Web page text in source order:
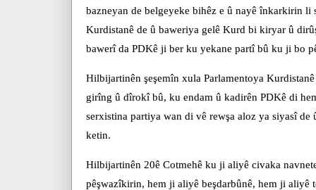
bazneyan de belgeyeke bihêz e û nayê înkarkirin li
Kurdistanê de û baweriya gelê Kurd bi kiryar û
bawerî da PDKê ji ber ku yekane partî bû ku ji bo
Hilbijartinên şeşemîn xula Parlamentoya
girîng û dîrokî bû, ku endam û kadirên PDKê di
serxistina partiya wan di vê rewşa aloz ya siyasî
ketin.
Hilbijartinên 20ê Cotmehê ku ji aliyê civaka
pêşwazîkirin, hem ji aliyê beşdarbûnê, hem ji